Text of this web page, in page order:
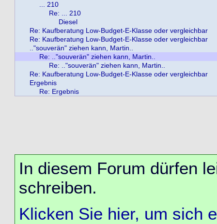
... 210
Re: ... 210
Diesel
Re: Kaufberatung Low-Budget-E-Klasse oder vergleichbar
Re: Kaufberatung Low-Budget-E-Klasse oder vergleichbar
.."souverän" ziehen kann, Martin..
Re: .."souverän" ziehen kann, Martin..
Re: .."souverän" ziehen kann, Martin..
Re: Kaufberatung Low-Budget-E-Klasse oder vergleichbar
Ergebnis
Re: Ergebnis
In diesem Forum dürfen
schreiben.
Klicken Sie hier, um sich